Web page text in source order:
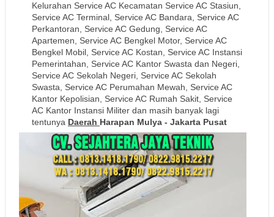
Kelurahan Service AC Kecamatan Service AC Stasiun,
Service AC Terminal, Service AC Bandara, Service AC
Perkantoran, Service AC Gedung, Service AC
Apartemen, Service AC Bengkel Motor, Service AC
Bengkel Mobil, Service AC Kostan, Service AC Instansi
Pemerintahan, Service AC Kantor Swasta dan Negeri,
Service AC Sekolah Negeri, Service AC Sekolah
Swasta, Service AC Perumahan Mewah, Service AC
Kantor Kepolisian, Service AC Rumah Sakit, Service
AC Kantor Instansi Militer dan masih banyak lagi
tentunya Daerah Harapan Mulya - Jakarta Pusat